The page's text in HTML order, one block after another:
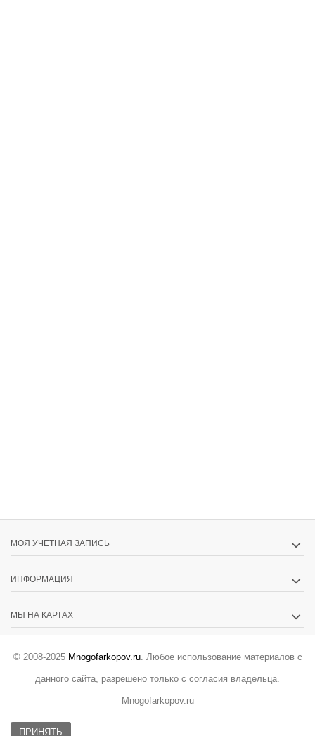
МОЯ УЧЕТНАЯ ЗАПИСЬ
ИНФОРМАЦИЯ
МЫ НА КАРТАХ
© 2008-2025 Mnogofarkopov.ru. Любое использование материалов с
данного сайта, разрешено только с согласия владельца.
Mnogofarkopov.ru
ПРИНЯТЬ